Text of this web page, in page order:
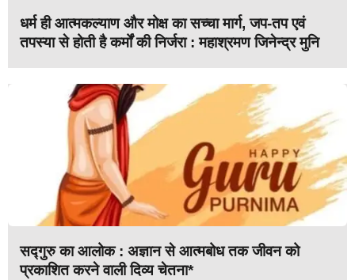
धर्म ही आत्मकल्याण और मोक्ष का सच्चा मार्ग, जप-तप एवं
तपस्या से होती है कर्मों की निर्जरा : महाश्रमण जिनेन्द्र मुनि
सद्गुरु का आलोक : अज्ञान से आत्मबोध तक जीवन को
प्रकाशित करने वाली दिव्य चेतना*